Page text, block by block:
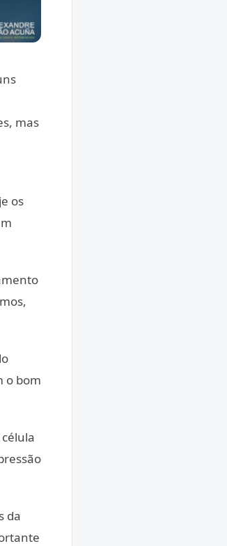
mas
os
o bom
da